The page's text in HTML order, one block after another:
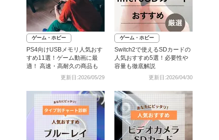
ゲーム・ホビー
PS4向けUSBメモリ人気おす
すめ11選！ゲーム動画に最
適！ 高速・高耐久の商品も
更新日:2026/05/29
ゲーム・ホビー
Switch2で使えるSDカードの
人気おすすめ5選！必要性や
容量も徹底解説
更新日:2026/04/30